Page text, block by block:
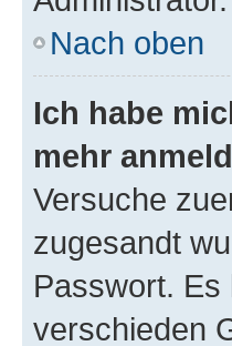
Nach oben
Ich habe
mehr
Versuche
zugesandt
Passwort.
verschieden